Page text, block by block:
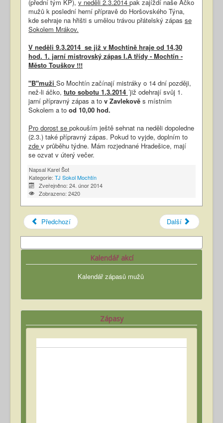
(přední tým KP), v neděli 2.3.2014 pak zajíždí naše Áčko
mužů k poslední herní přípravě do Horšovského Týna,
kde sehraje na hřišti s umělou trávou přátelský zápas se
Sokolem Mrákov.
V neděli 9.3.2014 se již v Mochtíně hraje od 14,30
hod. 1. jarní mistrovský zápas I.A třídy - Mochtín -
Město Touškov !!!
"B"muži So Mochtín začínají mistráky o 14 dní později,
než-li áčko, tuto sobotu 1.3.2014 ´již odehrají svůj 1.
jarní přípravný zápas a to v Zavlekově s místním
Sokolem a to od 10,00 hod.
Pro dorost se pokouším ještě sehnat na neděli dopoledne
(2.3.) také přípravný zápas. Pokud to vyjde, doplním to
zde v průběhu týdne. Mám rozjednané Hradešice, mají
se ozvat v úterý večer.
Napsal Karel Šot
Kategorie: TJ Sokol Mochtín
Zveřejněno: 24. únor 2014
Zobrazeno: 2420
Předchozí Další
Kalendář akcí
Kalendář zápasů mužů
Zápasy